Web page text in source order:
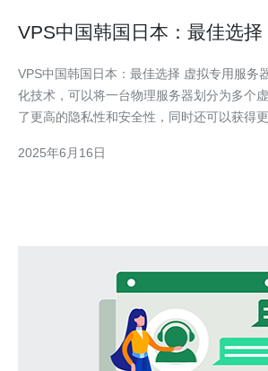
VPS中国韩国日本：最佳选择
VPS中国韩国日本：最佳选择 虚拟专用服务器（VPS）是一种虚拟
化技术，可以将一台物理服务器划分为多个
了更高的隐私性和安全性，同时还可以获得
服务器的用户来说，VPS是一个理想的选择。 中国是世界上最大
2025年6月16日